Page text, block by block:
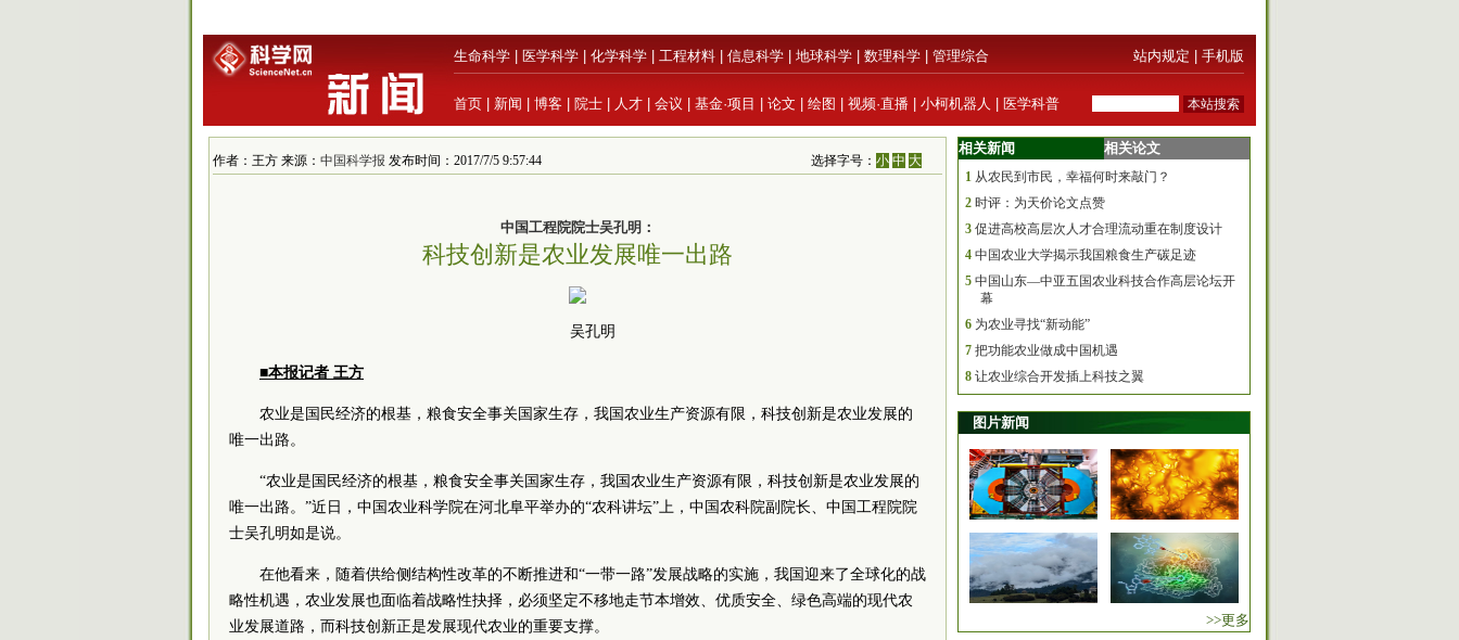
生命科学 医学科学 化学科学 工程材料 信息科学 地球科学 数理科学 管理综合 站内规定 手机版
首页 新闻 博客 院士 人才 会议 基金·项目 论文 绘图 视频·直播 小柯机器人 医学科普
作者：王方 来源： 中国科学报 发布时间：2017/7/5 9:57:44 选择字号：小 中 大
中国工程院院士吴孔明：
科技创新是农业发展唯一出路
吴孔明
■本报记者 王方
农业是国民经济的根基，粮食安全事关国家生存，我国农业生产资源有限，科技创新是农业发展的
唯一出路。
“农业是国民经济的根基，粮食安全事关国家生存，我国农业生产资源有限，科技创新是农业发展的
唯一出路。”近日，中国农业科学院在河北阜平举办的“农科讲坛”上，中国农科院副院长、中国工程院院
士吴孔明如是说。
在他看来，随着供给侧结构性改革的不断推进和“一带一路”发展战略的实施，我国迎来了全球化的战
略性机遇，农业发展也面临着战略性抉择，必须坚定不移地走节本增效、优质安全、绿色高端的现代农
业发展道路，而科技创新正是发展现代农业的重要支撑。
相关新闻 相关论文
1 从农民到市民，幸福何时来敲门？
2 时评：为天价论文点赞
3 促进高校高层次人才合理流动重在制度设计
4 中国农业大学揭示我国粮食生产碳足迹
5 中国山东—中亚五国农业科技合作高层论坛开
幕
6 为农业寻找“新动能”
7 把功能农业做成中国机遇
8 让农业综合开发插上科技之翼
图片新闻
>>更多